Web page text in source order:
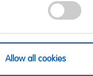
Allow all cookies
Online-Shop erhältlich.